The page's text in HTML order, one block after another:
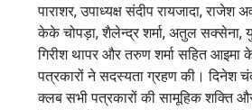
पाराशर, उपाध्यक्ष संदीप रायजादा, राजेश
केके चोपड़ा, शैलेन्द्र शर्मा, अतुल सक्सेना,
गिरीश थापर और तरुण शर्मा सहित
पत्रकारों ने सदस्यता ग्रहण की। दिनेश
क्लब सभी पत्रकारों की सामूहिक शक्ति